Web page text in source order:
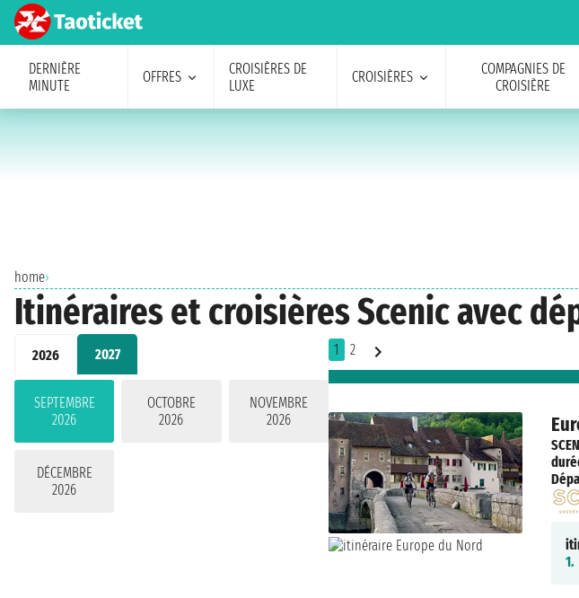
DERNIÈRE
MINUTE
OFFRES
CROISIÈRES DE
LUXE
CROISIÈRES
COMPAGNIES DE
CROISIÈRE
home›
Itinéraires et croisières Scenic avec
2026 2027
SEPTEMBRE
2026
OCTOBRE
2026
NOVEMBRE
2026
DÉCEMBRE
2026
1 2
1.